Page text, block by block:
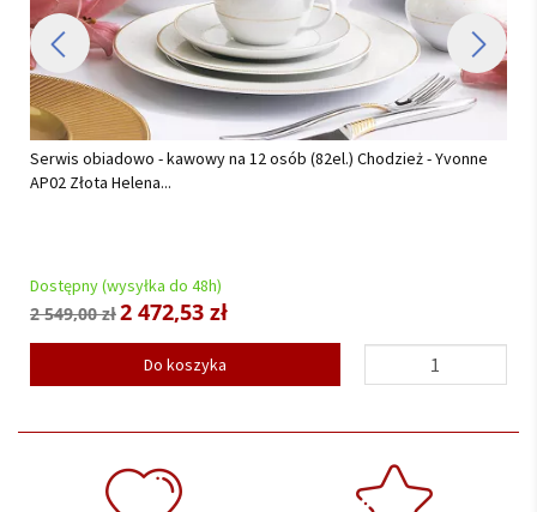
Serwis obiadowo - kawowy na 12 osób (82el.) Chodzież - Yvonne
AP02 Złota Helena...
Dostępny (wysyłka do 48h)
2 549,00 zł2 472,53 zł
Do koszyka